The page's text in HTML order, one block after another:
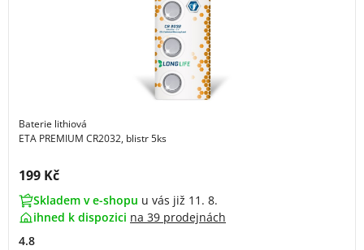
Baterie lithiová
ETA PREMIUM CR2032, blistr 5ks
Cena s DPH:
199 Kč
Skladem v e-shopu u vás již 11. 8.
ihned k dispozici na 39 prodejnách
4.8